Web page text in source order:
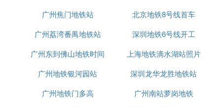
也可以在iPhone 处于黑屏锁定状态时，轻点两下主
屏幕按钮进入 Wallet，快速进行购买。如果交易终端
显示需要输入密码，还需要输入银行卡的交易密码。
只需一两秒钟就可以完成Apple Pay支付。
(5)applepay上海地铁扩展阅读：
使用 Apple Pay需要在 iPhone 的“钱包”中创建一张新
的交通卡。
贸站怎么去
广州焦门地铁站
北京地铁8号线首车
广州荔湾番禺地铁站
深圳地铁6号线开工
广州东到佛山地铁时间
上海地铁滴水湖站照片
广州地铁银河园站
深圳龙华龙胜地铁站
广州地铁门多高
广州南站萝岗地铁